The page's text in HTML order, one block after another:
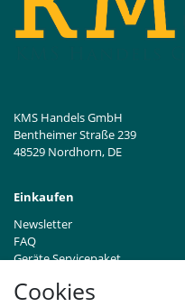
Cookies
KMS Handels GmbH
Bentheimer Straße 239
48529 Nordhorn, DE
Einkaufen
Newsletter
FAQ
Geräte Servicepaket
Händleranfragen B2B